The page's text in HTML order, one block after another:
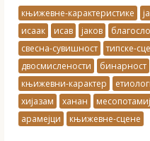
књижевне-карактеристике
исаак
исав јаков
свесна-сувишност
типске-
двосмислености
бинарност
књижевни-карактер
хијазам
ханан
арамејци
књижевне-сцене